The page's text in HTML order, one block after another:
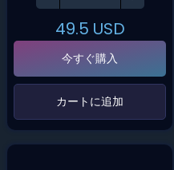
49.5 USD
今すぐ購入
‌カートに追加‌